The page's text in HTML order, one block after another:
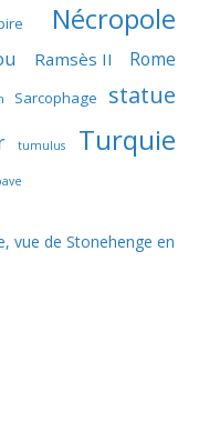
Nécropole
Ramsès II Rome
Sarcophage statue
tumulus Turquie